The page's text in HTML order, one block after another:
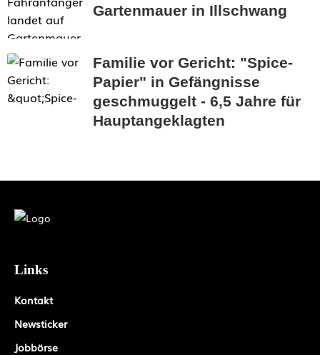
Gartenmauer in Illschwang
Familie vor Gericht: "Spice-
Papier" in Gefängnisse
geschmuggelt - 6,5 Jahre für
Hauptangeklagten
Links
Kontakt
Newsticker
Jobbörse